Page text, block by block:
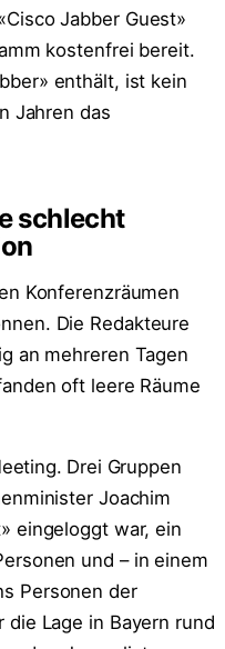
Jabber Guest»
kostenfrei bereit.
enthält, ist kein
Jahren das
schlecht
Konferenzräumen
Die Redakteure
an mehreren Tagen
oft leere Räume
Drei Gruppen
Joachim
eingeloggt war, ein
und – in einem
Personen der
die Lage in Bayern rund